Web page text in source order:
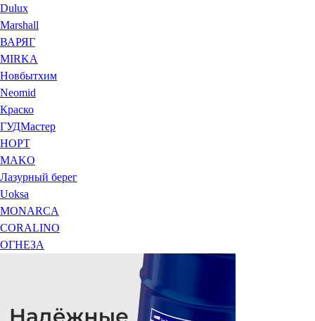
Dulux
Marshall
ВАРЯГ
MIRKA
Новбытхим
Neomid
Краско
ГУДМастер
НОРТ
MAKO
Лазурный берег
Uoksa
MONARCA
CORALINO
ОГНЕЗА